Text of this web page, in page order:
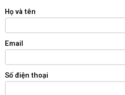
Họ và tên
Email
Số điện thoại